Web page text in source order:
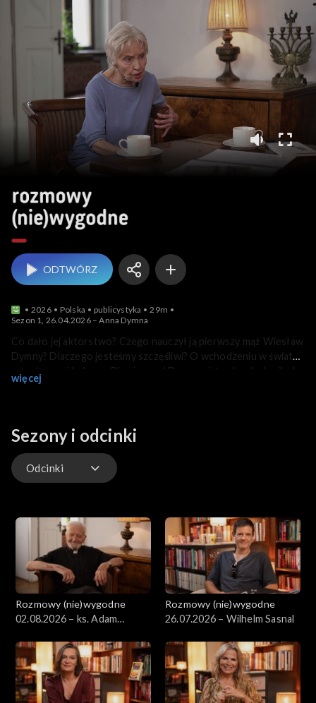
Rozmowy (nie)wygodne
ODTWÓRZ
2026 Polska publicystyka
29m
Sezon 1, 26.04.2026 – Anna Dymna
Co dało jej aktorstwo? Czego nauczył ją pierwszy mąż Wiesław
Dymny? Dlaczego jesteśmy szczęśliwi? O wchodzeniu w świat
artystycznej bohemy Piwnicy pod Baranami, trudnych chwilach
w życiu, a także inicjatywach pełnych nadziei, Mariusz Szczygieł
więcej
Sezony i odcinki
Odcinki
Rozmowy (nie)wygodne
02.08.2026 – ks. Adam
Rozmowy (nie)wygodne
26.07.2026 – Wilhelm Sasnal